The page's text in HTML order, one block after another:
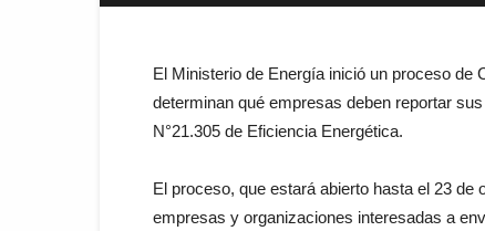
El Ministerio de Energía inició un proceso de
determinan qué empresas deben reportar
N°21.305 de Eficiencia Energética.
El proceso, que estará abierto hasta el 23
empresas y organizaciones interesadas a